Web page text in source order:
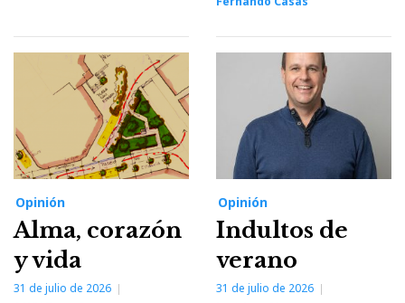
Opinión
Alma, corazón
y vida
31 de julio de 2026
Opinión
Indultos de
verano
31 de julio de 2026